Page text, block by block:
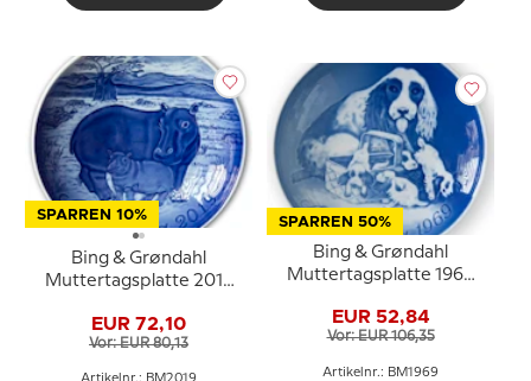
SPARREN 10%
Bing & Grøndahl
Muttertagsplatte 2019
EUR 72,10
Vor: EUR 80,13
Artikelnr.: BM2019
SPARREN 50%
Bing & Grøndahl
Muttertagsplatte 1969
Welpen
EUR 52,84
Vor: EUR 106,35
Artikelnr.: BM1969